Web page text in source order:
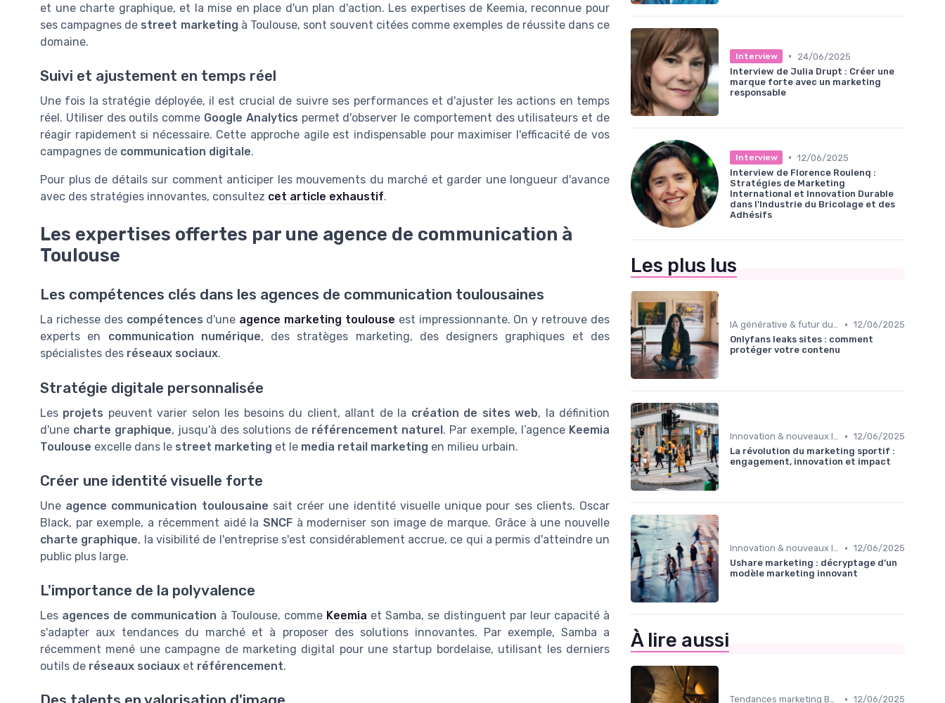
et une charte graphique, et la mise en place d'un plan d'action. Les expertises de Keemia, reconnue pour
ses campagnes de street marketing à Toulouse, sont souvent citées comme exemples de réussite dans ce
domaine.
Suivi et ajustement en temps réel
Une fois la stratégie déployée, il est crucial de suivre ses performances et d'ajuster les actions en temps
réel. Utiliser des outils comme Google Analytics permet d'observer le comportement des utilisateurs et de
réagir rapidement si nécessaire. Cette approche agile est indispensable pour maximiser l'efficacité de vos
campagnes de communication digitale.
Pour plus de détails sur comment anticiper les mouvements du marché et garder une longueur d'avance
avec des stratégies innovantes, consultez cet article exhaustif.
Les expertises offertes par une agence de communication à
Toulouse
Les compétences clés dans les agences de communication toulousaines
La richesse des compétences d'une agence marketing toulouse est impressionnante. On y retrouve des
experts en communication numérique, des stratèges marketing, des designers graphiques et des
spécialistes des réseaux sociaux.
Stratégie digitale personnalisée
Les projets peuvent varier selon les besoins du client, allant de la création de sites web, la définition
d'une charte graphique, jusqu'à des solutions de référencement naturel. Par exemple, l’agence Keemia
Toulouse excelle dans le street marketing et le media retail marketing en milieu urbain.
Créer une identité visuelle forte
Une agence communication toulousaine sait créer une identité visuelle unique pour ses clients. Oscar
Black, par exemple, a récemment aidé la SNCFà moderniser son image de marque. Grâce à une nouvelle
charte graphique, la visibilité de l'entreprise s'est considérablement accrue, ce qui a permis d'atteindre un
public plus large.
L'importance de la polyvalence
Les agences de communication à Toulouse, comme Keemia et Samba, se distinguent par leur capacité à
s'adapter aux tendances du marché et à proposer des solutions innovantes. Par exemple, Samba a
récemment mené une campagne de marketing digital pour une startup bordelaise, utilisant les derniers
outils de réseaux sociaux et référencement.
Interview •
24/06/2025
Interview de Julia Drupt : Créer une
marque forte avec un marketing
responsable
Interview • 12/06/2025
Interview de Florence Roulenq :
Stratégies de Marketing
International et Innovation Durable
dans l'Industrie du Bricolage et des
Adhésifs
Les plus lus
IA générative & futur du marketing • 12/06/2025
Onlyfans leaks sites : comment
protéger votre contenu
Innovation & nouveaux leviers marketing • 12/06/2025
La révolution du marketing sportif :
engagement, innovation et impact
Innovation & nouveaux leviers marketing • 12/06/2025
Ushare marketing : décryptage d’un
modèle marketing innovant
À lire aussi
Tendances marketing B2B • 12/06/2025